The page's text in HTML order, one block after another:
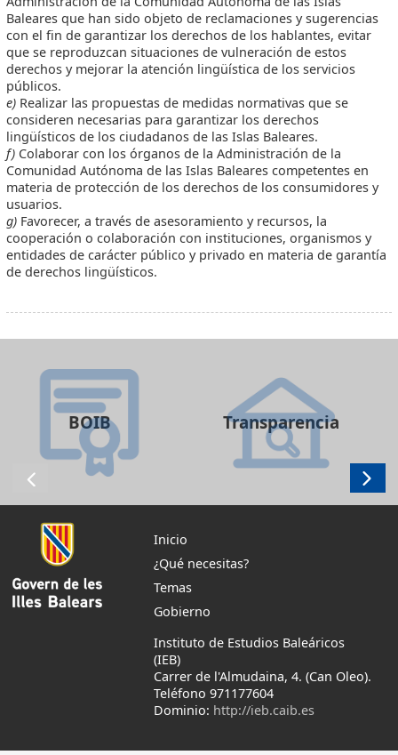
Baleares que han sido objeto de reclamaciones y sugerencias
con el fin de garantizar los derechos de los hablantes, evitar
que se reproduzcan situaciones de vulneración de estos
derechos y mejorar la atención lingüística de los servicios
públicos.
e) Realizar las propuestas de medidas normativas que se
consideren necesarias para garantizar los derechos
lingüísticos de los ciudadanos de las Islas Baleares.
f) Colaborar con los órganos de la Administración de la
Comunidad Autónoma de las Islas Baleares competentes en
materia de protección de los derechos de los consumidores y
usuarios.
g) Favorecer, a través de asesoramiento y recursos, la
cooperación o colaboración con instituciones, organismos y
entidades de carácter público y privado en materia de garantía
de derechos lingüísticos.
BOIB Transparencia
Inicio
¿Qué necesitas?
Temas
Gobierno
Instituto de Estudios Baleáricos
(IEB)
Carrer de l'Almudaina, 4. (Can Oleo).
Teléfono 971177604
Dominio: http://ieb.caib.es